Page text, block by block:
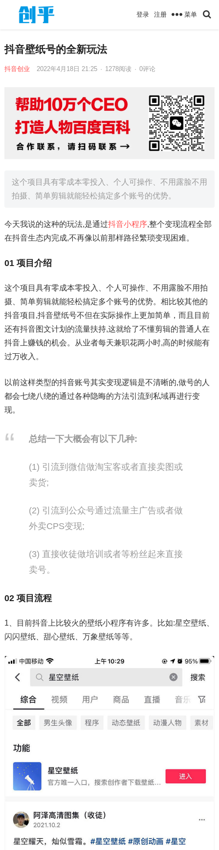
登录 注册 菜单
抖音壁纸号的全新玩法
抖音创业 2022年4月18日 21:25 · 1278阅读 · 0评论
这个项目具有零成本零投入、个人可操作、不用露脸不用
拍摄、简单剪辑就能轻松搞定多个账号的优势。
今天我说的这种的玩法,是通过抖音小程序,整个变现流程全部
在抖音生态内完成,不再像以前那样路径繁琐变现困难。
01 项目介绍
这个项目具有零成本零投入、个人可操作、不用露脸不用拍
摄、简单剪辑就能轻松搞定多个账号的优势。相比较其他的
抖音项目,抖音壁纸号不但在实际操作上更加简单，而且目前
还有抖音图文计划的流量扶持,这就给了不懂剪辑的普通人在
抖音上赚钱的机会。从业者每天兼职花两小时,高的时候能有
过万收入。
以前这样类型的抖音账号其实变现逻辑是不清晰的,做号的人
都会七绕八绕的通过各种隐晦的方法引流到私域再进行变
现。
总结一下大概会有以下几种:
(1) 引流到微信做淘宝客或者直接卖图或
卖货;
(2) 引流到公众号通过流量主广告或者做
外卖CPS变现;
(3) 直接收徒做培训或者等粉丝起来直接
卖号。
02 项目流程
1、目前抖音上比较火的壁纸小程序有许多。比如:星空壁纸、
闪闪壁纸、甜心壁纸、万象壁纸等等。